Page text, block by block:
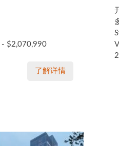
- $2,070,990
了解详情